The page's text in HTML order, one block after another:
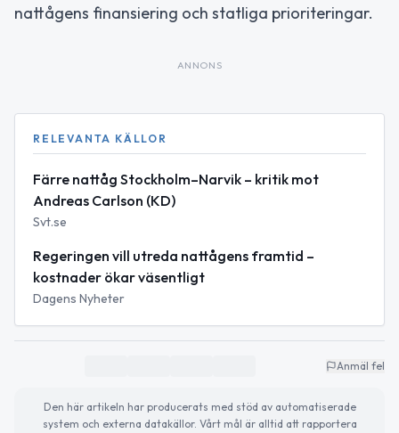
nattågens finansiering och statliga prioriteringar.
ANNONS
RELEVANTA KÄLLOR
Färre nattåg Stockholm–Narvik – kritik mot
Andreas Carlson (KD)
Svt.se
Regeringen vill utreda nattågens framtid –
kostnader ökar väsentligt
Dagens Nyheter
Anmäl fel
Den här artikeln har producerats med stöd av automatiserade
system och externa datakällor. Vårt mål är alltid att rapportera